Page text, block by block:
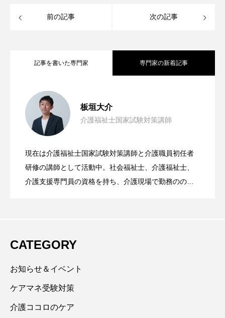
前の記事 次の記事
記事を書いた専門家 専門家の新着記事
板垣大介
介護福祉士国家試験対策講師
現在は介護福祉士国家試験対策講師と介護職員初任者
研修の講師として活動中。社会福祉士、介護福祉士、
介護支援専門員の資格を持ち、介護現場で勤務のの
格をサポートして結果を残した。介護分野だけでな
たいと考え、医療福祉の現場で医療ソーシャルワーカ
ーも経験し相談援助のスキルも習得。趣味はバスケッ
2025.10.02
2025.05.21
2025.04.24 介護職員初任者研修始めます！！「取得
CATEGORY
お知らせ＆イベント
ケアマネ受験対策
介護ココロのケア